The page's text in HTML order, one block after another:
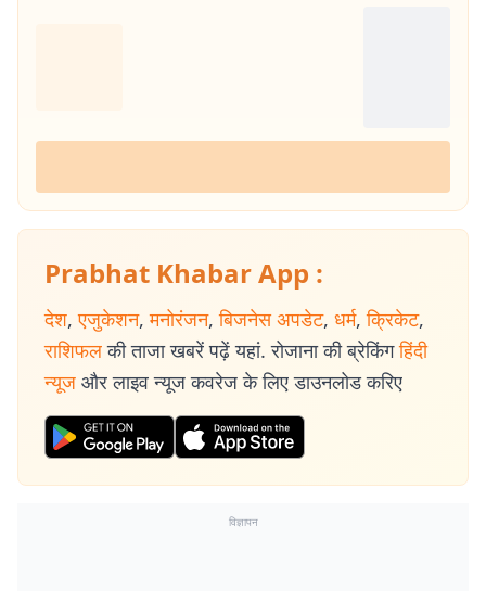
Prabhat Khabar App :
देश, एजुकेशन, मनोरंजन, बिजनेस अपडेट, धर्म, क्रिकेट,
राशिफल की ताजा खबरें पढ़ें यहां. रोजाना की ब्रेकिंग हिंदी
न्यूज और लाइव न्यूज कवरेज के लिए डाउनलोड करिए
विज्ञापन